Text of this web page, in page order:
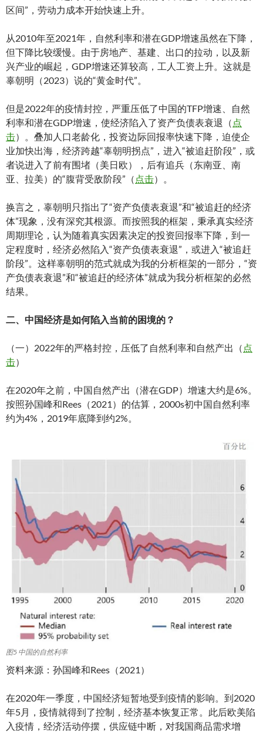
区间”，劳动力成本开始快速上升。
从2010年至2021年，自然利率和潜在GDP增速虽然在下降，
但下降比较缓慢。由于房地产、基建、出口的拉动，以及新
兴产业的崛起，GDP增速还算较高，工人工资上升。这就是
辜朝明（2023）说的“黄金时代”。
但是2022年的疫情封控，严重压低了中国的TFP增速、自然
利率和潜在GDP增速，使经济陷入了资产负债表衰退（ 点
击）。叠加人口老龄化，投资边际回报率快速下降，迫使企
业加快出海，经济跨越“辜朝明拐点”，进入“被追赶阶段”，或
者说进入了前有围堵（美日欧），后有追兵（东南亚、南
亚、拉美）的“腹背受敌阶段”（ 点击）。
换言之，辜朝明只指出了“资产负债表衰退”和“被追赶的经济
体”现象，没有深究其根源。而按照我的框架，秉承真实经济
周期理论，认为随着真实因素决定的投资回报率下降，到一
定程度时，经济必然陷入“资产负债表衰退”，或进入“被追赶
阶段”。这样辜朝明的范式就成为我的分析框架的一部分，“资
产负债表衰退”和“被追赶的经济体”就成为我分析框架的必然
结果。
二、中国经济是如何陷入当前的困境的？
（一）2022年的严格封控，压低了自然利率和自然产出（ 点
击）
在2020年之前，中国自然产出（潜在GDP）增速大约是6%。
按照孙国峰和Rees（2021）的估算，2000s初中国自然利率
约为4%，2019年底降到约2%。
图5 中国的自然利率
资料来源：孙国峰和Rees（2021）
在2020年一季度，中国经济短暂地受到疫情的影响。到2020
年5月，疫情就得到了控制，经济基本恢复正常。此后欧美陷
入疫情，经济活动停摆，供应链中断，对我国商品需求增